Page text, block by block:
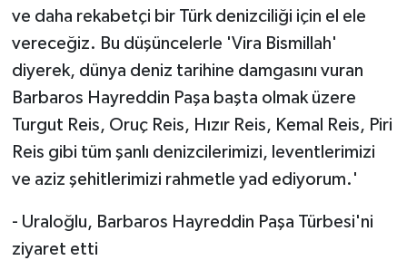
ve daha rekabetçi bir Türk denizciliği için el ele
vereceğiz. Bu düşüncelerle 'Vira Bismillah'
diyerek, dünya deniz tarihine damgasını vuran
Barbaros Hayreddin Paşa başta olmak üzere
Turgut Reis, Oruç Reis, Hızır Reis, Kemal Reis, Piri
Reis gibi tüm şanlı denizcilerimizi, leventlerimizi
ve aziz şehitlerimizi rahmetle yad ediyorum.'
- Uraloğlu, Barbaros Hayreddin Paşa Türbesi'ni
ziyaret etti